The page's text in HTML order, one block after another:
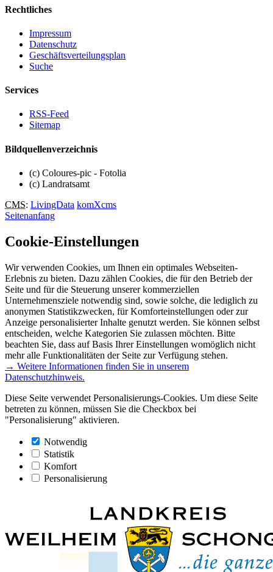
Rechtliches
Impressum
Datenschutz
Geschäftsverteilungsplan
Suche
Services
RSS-Feed
Sitemap
Bildquellenverzeichnis
(c) Coloures-pic - Fotolia
(c) Landratsamt
CMS: LivingData komXcms
Seitenanfang
Cookie-Einstellungen
Wir verwenden Cookies, um Ihnen ein optimales Webseiten-
Erlebnis zu bieten. Dazu zählen Cookies, die für den Betrieb der
Seite und für die Steuerung unserer kommerziellen
Unternehmensziele notwendig sind, sowie solche, die lediglich zu
anonymen Statistikzwecken, für Komforteinstellungen oder zur
Anzeige personalisierter Inhalte genutzt werden. Sie können selbst
entscheiden, welche Kategorien Sie zulassen möchten. Bitte
beachten Sie, dass auf Basis Ihrer Einstellungen womöglich nicht
mehr alle Funktionalitäten der Seite zur Verfügung stehen.
→ Weitere Informationen finden Sie in unserem
Datenschutzhinweis.
Diese Seite verwendet Personalisierungs-Cookies. Um diese Seite
betreten zu können, müssen Sie die Checkbox bei
"Personalisierung" aktivieren.
Notwendig
Statistik
Komfort
Personalisierung